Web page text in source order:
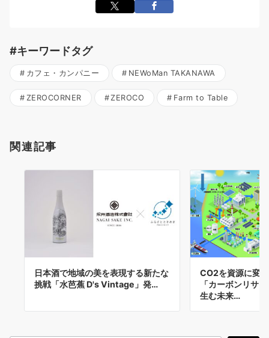
#キーワードタグ
カフェ・カンパニー NEWoMan TAKANAWA
ZEROCORNER ZEROCO Farm to Table
関連記事
日本酒で地域の美を表現する新たな
挑戦「水芭蕉 D's Vintage」発…
CO2を資源に変
「カーボンリサ
生む未来…